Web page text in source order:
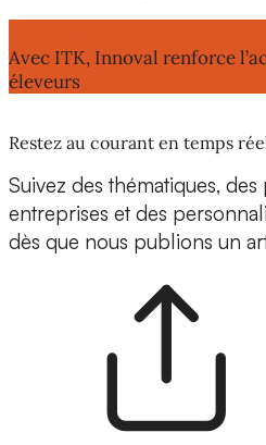
Avec ITK, Innoval renforce
éleveurs
Restez au courant en temps
Suivez des thématiques,
entreprises et des
dès que nous publions un